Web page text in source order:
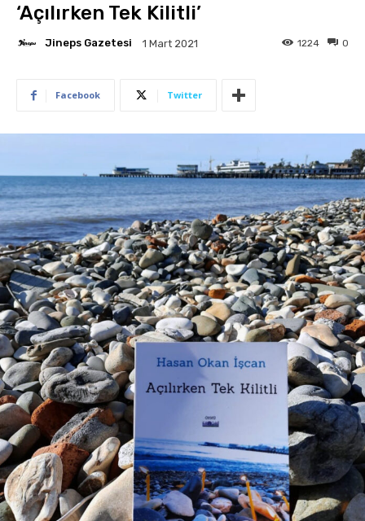
‘Açılırken Tek Kilitli’
Jineps Gazetesi 1 Mart 2021 0
1224
Facebook Twitter